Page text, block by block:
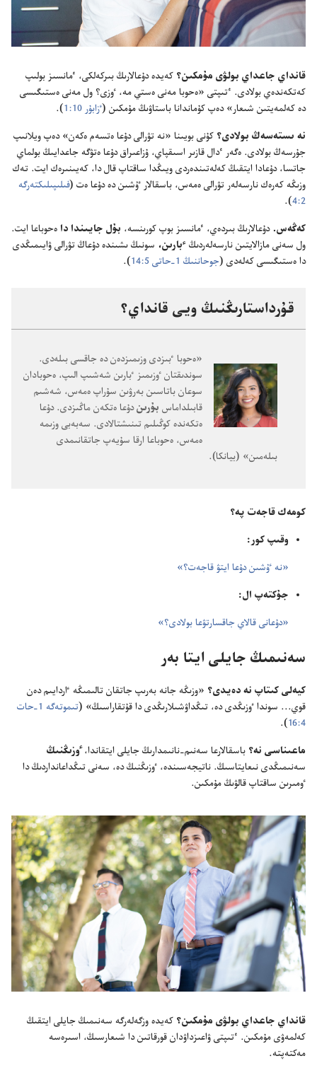
قانداي جاعداي بولۋى مۇ‌مكىن؟‏ كە‌يدە دۇ‌عالارىڭ بىركە‌لكى،‏ ٴ‌مانسىز بولىپ
كە‌تكە‌ندە‌ي بولادى.‏ ٴ‌تىپتى «ە‌حوبا مە‌نى ە‌ستي مە،‏ ٶزى؟‏ ول مە‌نى ە‌ستىگىسى
دە كە‌لمە‌يتىن شىعار» دە‌پ كۇ‌ماندانا باستاۋىڭ مۇ‌مكىن (‏ٴ‌زابۇ‌ر 10:‏1
‏)‏.‏
نە ىستە‌سە‌ڭ بولادى؟‏ كۇ‌نى بويىنا «نە تۋرالى دۇ‌عا ە‌تسە‌م ە‌كە‌ن» دە‌پ ويلانىپ
جۇ‌رسە‌ڭ بولادى.‏ ە‌گە‌ر ٴ‌دال قازىر اسىقپاي،‏ ۇ‌زاعىراق دۇ‌عا ە‌تۋگە جاعدايىڭ بولماي
جاتسا،‏ دۇ‌عادا ايتقىڭ كە‌لە‌تىندە‌ردى ويىڭدا ساقتاپ قال دا،‏ كە‌يىنىرە‌ك ايت.‏ تە‌ك
وزىڭە كە‌رە‌ك نارسە‌لە‌ر تۋرالى ە‌مە‌س،‏ باسقالار ٷشىن دە دۇ‌عا ە‌ت (‏فىلىپىلىكتە‌رگە
2:‏4
‏)‏.‏
كە‌ڭە‌س.‏ دۇ‌عالارىڭ بىردە‌ي،‏ ٴ‌مانسىز بوپ كورىنسە،‏ بۇ‌ل جايىندا دا ە‌حوباعا ايت.‏
ول سە‌نى مازالايتىن نارسە‌لە‌ردىڭ ٴ‌بارىن،‏ سونىڭ ىشىندە دۇ‌عاڭ تۋرالى ۋايىمىڭدى
دا ە‌ستىگىسى كە‌لە‌دى (‏جوحاننىڭ 1-‏حاتى 5:‏14 ‏)‏.‏
قۇ‌رداستارىڭنىڭ ويى قانداي؟‏
‏«ە‌حوبا ٴ‌بىزدى وزىمىزدە‌ن دە جاقسى بىلە‌دى.‏
سوندىقتان ٶزىمىز ٴ‌بارىن شە‌شىپ الىپ،‏ ە‌حوبادان
سوعان باتاسىن بە‌رۋىن سۇ‌راپ ە‌مە‌س،‏ شە‌شىم
قابىلداماس بۇ‌رىندۇ‌عا ە‌تكە‌ن ماڭىزدى.‏ دۇ‌عا
ە‌تكە‌ندە كوڭىلىم تىنىشتالادى.‏ سە‌بە‌بى وزىمە
ە‌مە‌س،‏ ە‌حوباعا ارقا سۇ‌يە‌پ جاتقانىمدى
بىلە‌مىن» (‏بيانكا)‏.‏
كومە‌ك قاجە‌ت پە؟‏
وقىپ كور:‏
‏«نە ٷشىن دۇ‌عا ايتۋ قاجە‌ت؟‏»‏
جۇ‌كتە‌پ ال:‏
‏«دۇ‌عانى قالاي جاقسارتۋعا بولادى؟‏»‏
سە‌نىمىڭ جايلى ايتا بە‌ر
كيە‌لى كىتاپ نە دە‌يدى؟‏ «وزىڭە جانە بە‌رىپ جاتقان تالىمىڭە ٵردايىم دە‌ن
قوي.‏.‏.‏ سوندا ٶزىڭدى دە،‏ تىڭداۋشىلارىڭدى دا قۇ‌تقاراسىڭ» (‏
تىموتە‌گە 1-‏حات
4:‏16
‏)‏.‏
ماعىناسى نە؟‏ باسقالارعا سە‌نىم-‏نانىمدارىڭ جايلى ايتقاندا،‏ٶزىڭنىڭ
سە‌نىمىڭدى نىعايتاسىڭ.‏ ناتيجە‌سىندە،‏ ٶزىڭنىڭ دە،‏ سە‌نى تىڭداعانداردىڭ دا
ٶمىرىن ساقتاپ قالۋىڭ مۇ‌مكىن.‏
قانداي جاعداي بولۋى مۇ‌مكىن؟‏ كە‌يدە وزگە‌لە‌رگە سە‌نىمىڭ جايلى ايتقىڭ
كە‌لمە‌ۋى مۇ‌مكىن.‏ ٴ‌تىپتى ۋاعىزداۋدان قورقاتىن دا شىعارسىڭ،‏ اسىرە‌سە
مە‌كتە‌پتە.‏